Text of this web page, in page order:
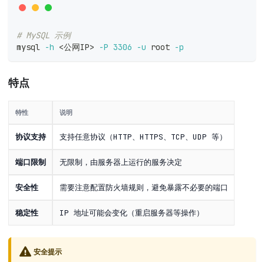
# MySQL 示例
mysql -h <公网IP> -P 3306 -u root -p
特点
特性 说明
协议支持 支持任意协议（HTTP、HTTPS、TCP、UDP 等）
端口限制 无限制，由服务器上运行的服务决定
安全性 需要注意配置防火墙规则，避免暴露不必要的端口
稳定性 IP 地址可能会变化（重启服务器等操作）
安全提示